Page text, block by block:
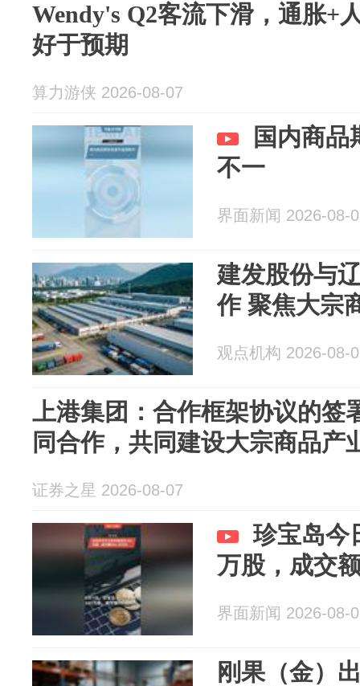
Wendy's Q2客流下滑，通胀+
好于预期
算力游侠 2026-08-07
国内商品
不一
界面新闻 2026-08-
建发股份与
作 聚焦大宗
观点机构 2026-08-
上港集团：合作框架协议的签
同合作，共同建设大宗商品产
证券之星 2026-08-07
珍宝岛今
万股，成交
界面新闻 2026-08-
刚果（金）